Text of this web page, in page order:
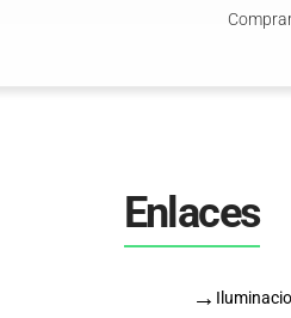
Enlaces
→